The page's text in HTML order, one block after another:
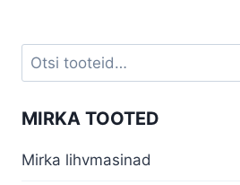
Otsi:
MIRKA TOOTED
Mirka lihvmasinad